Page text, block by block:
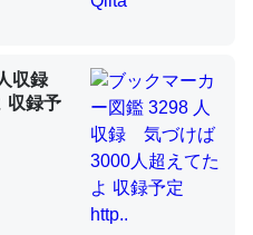
。でたまに覗いてる。ぼ
。あと、Googleマップで
量や充電中かが分かるので
の父67歳と僕。ITツール導入で
た｜tayorini by LIFULL介護
収録
収録予